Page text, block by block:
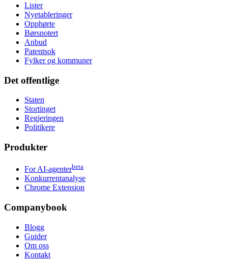
Lister
Nyetableringer
Opphørte
Børsnotert
Anbud
Patentsok
Fylker og kommuner
Det offentlige
Staten
Stortinget
Regjeringen
Politikere
Produkter
For AI-agenterbeta
Konkurrentanalyse
Chrome Extension
Companybook
Blogg
Guider
Om oss
Kontakt